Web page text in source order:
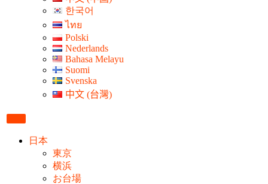
한국어
ไทย
Polski
Nederlands
Bahasa Melayu
Suomi
Svenska
中文 (台灣)
日本
東京
横浜
お台場